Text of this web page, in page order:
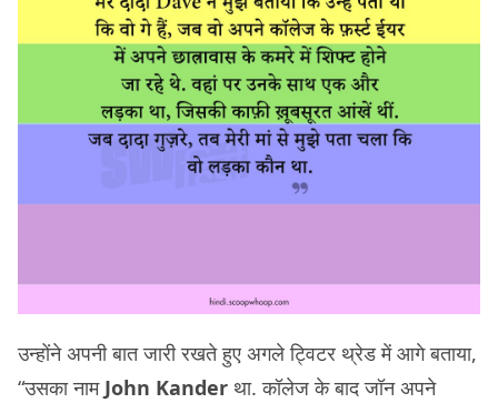
उन्होंने अपनी बात जारी रखते हुए अगले ट्विटर थ्रेड में आगे बताया,
“उसका नाम John Kander था. कॉलेज के बाद जॉन अपने